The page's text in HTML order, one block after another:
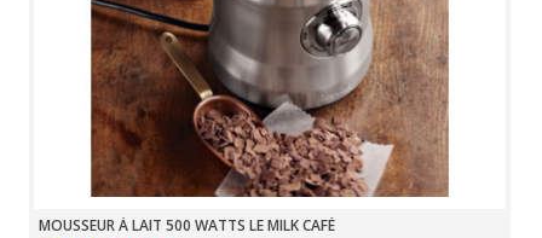
MOUSSEUR À LAIT 500 WATTS LE MILK CAFÉ